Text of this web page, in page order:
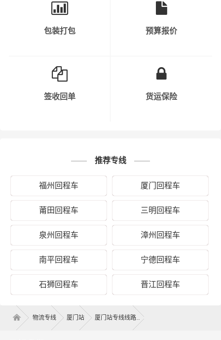
包装打包 预算报价
签收回单 货运保险
推荐专线
福州回程车 厦门回程车
莆田回程车 三明回程车
泉州回程车 漳州回程车
南平回程车 宁德回程车
石狮回程车 晋江回程车
物流专线 厦门站 厦门站专线线路